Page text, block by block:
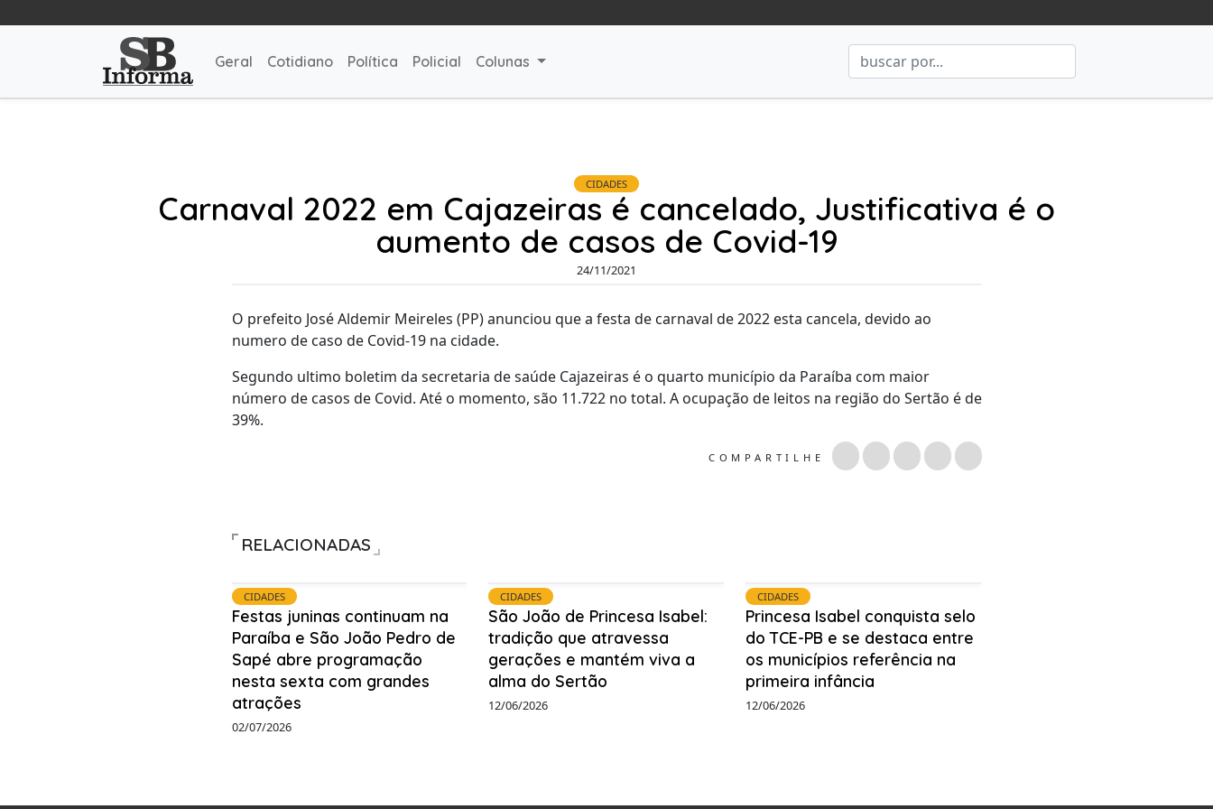
Geral Cotidiano Política Policial Colunas
CIDADES
Carnaval 2022 em Cajazeiras é cancelado, Justificativa é o
aumento de casos de Covid-19
24/11/2021
O prefeito José Aldemir Meireles (PP) anunciou que a festa de carnaval de 2022 esta cancela, devido ao
numero de caso de Covid-19 na cidade.
Segundo ultimo boletim da secretaria de saúde Cajazeiras é o quarto município da Paraíba com maior
número de casos de Covid. Até o momento, são 11.722 no total. A ocupação de leitos na região do Sertão é de
39%.
COMPARTILHE
RELACIONADAS
CIDADES
Festas juninas continuam na
Paraíba e São João Pedro de
Sapé abre programação
nesta sexta com grandes
atrações
02/07/2026
CIDADES
São João de Princesa Isabel:
tradição que atravessa
gerações e mantém viva a
alma do Sertão
12/06/2026
CIDADES
Princesa Isabel conquista selo
do TCE-PB e se destaca entre
os municípios referência na
primeira infância
12/06/2026